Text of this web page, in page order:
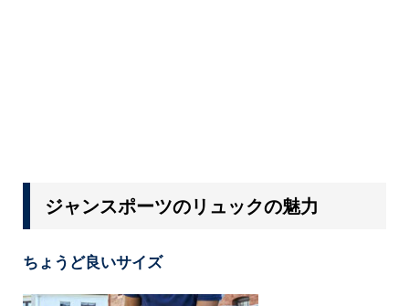
ジャンスポーツのリュックの魅力
ちょうど良いサイズ